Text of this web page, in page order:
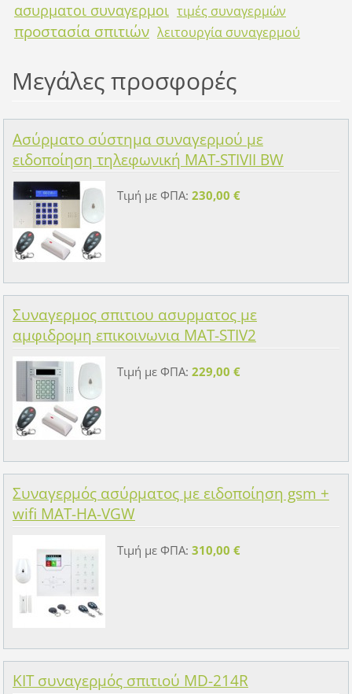
ασυρματοι συναγερμοι τιμές συναγερμών
προστασία σπιτιών λειτουργία συναγερμού
Μεγάλες προσφορές
Ασύρματο σύστημα συναγερμού με
ειδοποίηση τηλεφωνική MAT-STIVII BW
Τιμή με ΦΠΑ: 230,00 €
Συναγερμος σπιτιου ασυρματος με
αμφιδρομη επικοινωνια MAT-STIV2
Τιμή με ΦΠΑ: 229,00 €
Συναγερμός ασύρματος με ειδοποίηση gsm +
wifi MAT-HA-VGW
Τιμή με ΦΠΑ: 310,00 €
KIT συναγερμός σπιτιού MD-214R